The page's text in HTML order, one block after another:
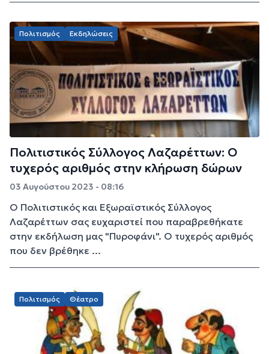
Πολιτισμός Εκδηλώσεις
Πολιτιστικός Σύλλογος Λαζαρέττων: Ο
τυχερός αριθμός στην κλήρωση δώρων
03 Αυγούστου 2023 - 08:16
Ο Πολιτιστικός και Εξωραϊστικός Σύλλογος
Λαζαρέττων σας ευχαριστεί που παραβρεθήκατε
στην εκδήλωση μας "Πυροφάνι". Ο τυχερός αριθμός
που δεν βρέθηκε ...
Πολιτισμός Θέατρο